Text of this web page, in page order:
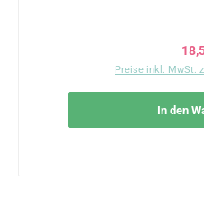
Preise inkl. MwSt.
In den